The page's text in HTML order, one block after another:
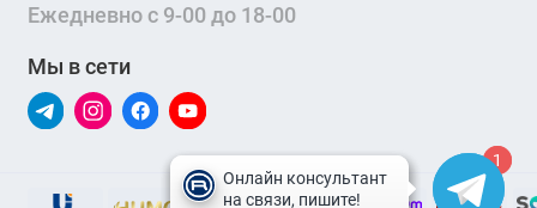
Ежедневно с 9-00 до 18-00
Мы в сети
1
1